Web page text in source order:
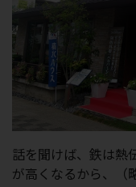
話を聞けば、鉄は熱
が高くなるから、（